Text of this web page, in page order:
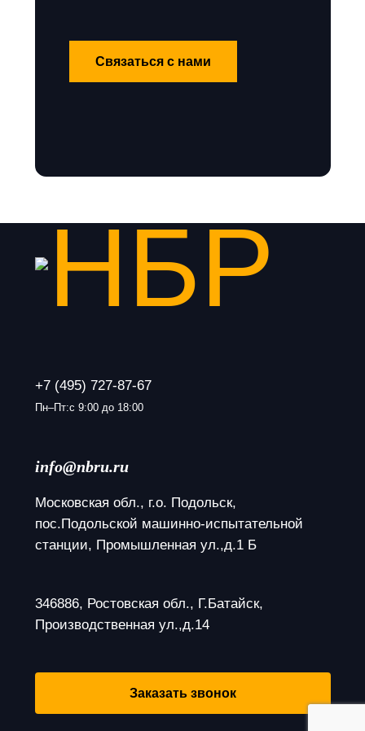
Связаться с нами
+7 (495) 727-87-67
Пн–Пт:с 9:00 до 18:00
info@nbru.ru
Московская обл., г.о. Подольск,
пос.Подольской машинно-испытательной
станции, Промышленная ул.,д.1 Б
346886, Ростовская обл., Г.Батайск,
Производственная ул.,д.14
Заказать звонок